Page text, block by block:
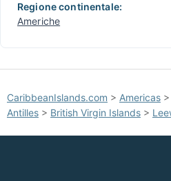
Regione continentale:
Americhe
CaribbeanIslands.com > Americas >
Antilles > British Virgin Islands >